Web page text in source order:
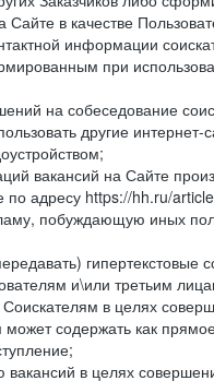
Сайте в качестве
информации
при
на собеседование
другие
вакансий на Сайте
по адресу https://hh.ru/
побуждающую иных
и\или третьим
в целях
содержать как
в целях